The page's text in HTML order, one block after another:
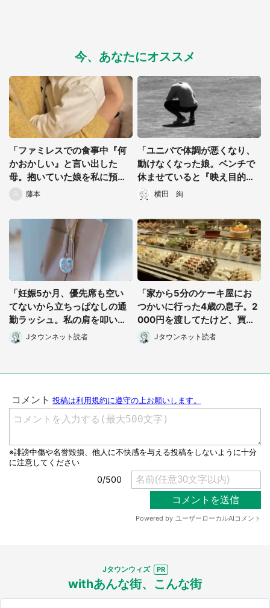
都道府選択
今、あなたにオススメ
「ファミレスでの食事中『何
かおかしい』と言い出した
母。抱いていた娘を私に預け
た直後...」（千葉県・40代女
性）
藤本
「ユニバで体調が悪くなり、
動けなくなった娘。ベンチで
休ませていると『映え目的』
っぽい女子高生が...」（愛知
県・30代男性）
横田 絢
「妊娠5か月、優先席も空い
てないから立ちっぱなしの通
勤ラッシュ。私の肩を叩いた
中年男性が、小さな声で...」
（愛知県・30代女性）
Jタウンネット読者
「家から5分のケーキ屋にお
つかいに行った4歳の息子。2
000円を渡してたけど、買っ
てきたのはまさかの...」（宮
城県・30代女性）
Jタウンネット読者
Jタウンウィズ
withあんな街、こんな街